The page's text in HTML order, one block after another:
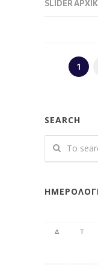
SLIDER
1
SEARCH
Δ Τ